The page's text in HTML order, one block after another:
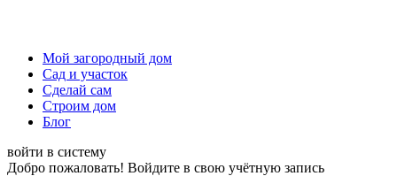
Мой загородный дом
Сад и участок
Сделай сам
Строим дом
Блог
войти в систему
Добро пожаловать! Войдите в свою учётную запись